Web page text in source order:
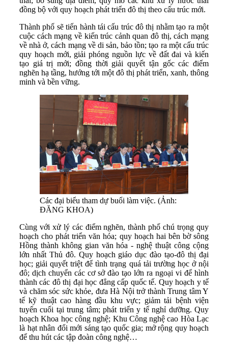
đồng bộ với quy hoạch phát triển đô thị theo cấu trúc mới.
Thành phố sẽ tiến hành tái cấu trúc đô thị nhằm tạo ra một
cuộc cách mạng về kiến trúc cảnh quan đô thị, cách mạng
về nhà ở, cách mạng về di sản, bảo tồn; tạo ra một cấu trúc
quy hoạch mới, giải phóng nguồn lực về đất đai và kiến
tạo giá trị mới; đồng thời giải quyết tận gốc các điểm
nghẽn hạ tầng, hướng tới một đô thị phát triển, xanh, thông
minh và bền vững.
Các đại biểu tham dự buổi làm việc. (Ảnh:
ĐĂNG KHOA)
Cùng với xử lý các điểm nghẽn, thành phố chú trọng quy
hoạch cho phát triển văn hóa; quy hoạch hai bên bờ sông
Hồng thành không gian văn hóa - nghệ thuật công cộng
lớn nhất Thủ đô. Quy hoạch giáo dục đào tạo-đô thị đại
học; giải quyết triệt để tình trạng quá tải trường học ở nội
đô; dịch chuyển các cơ sở đào tạo lớn ra ngoại vi để hình
thành các đô thị đại học đẳng cấp quốc tế. Quy hoạch y tế
và chăm sóc sức khỏe, đưa Hà Nội trở thành Trung tâm Y
tế kỹ thuật cao hàng đầu khu vực; giảm tải bệnh viện
tuyến cuối tại trung tâm; phát triển y tế nghỉ dưỡng. Quy
hoạch Khoa học công nghệ; Khu Công nghệ cao Hòa Lạc
là hạt nhân đổi mới sáng tạo quốc gia; mở rộng quy hoạch
để thu hút các tập đoàn công nghệ…